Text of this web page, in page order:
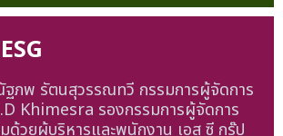
ภพ รัตนสุวรรณทวี กรรมการผู้จัดการ
Khimesra รองกรรมการผู้จัดการ
ด้วยผู้บริหารและพนักงาน เอส ซี กรุ๊ป